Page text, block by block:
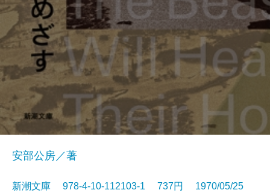
安部公房／著
新潮文庫 978-4-10-112103-1 737円 1970/05/25